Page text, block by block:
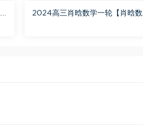
2024高三肖晗数学一轮【肖晗数